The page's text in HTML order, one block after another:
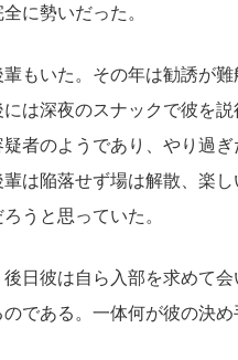
に勢いだった。
もいた。その年は勧誘が
は深夜のスナックで彼を
者のようであり、やり過
は陥落せず場は解散、楽
うと思っていた。
日彼は自ら入部を求めて
である。一体何が彼の決め